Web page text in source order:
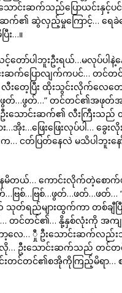
ာင်းဆက်သည်ပြောယင်းနှင့်
၏ ဆွဲလှည့်မှုကြောင့်… ရေခဲ
း…။
ာ်ပါဘူးဦးရယ်…မလုပ်ပါနဲ့နေ
ဆက်ပြောလျက်ကပင်… တင်
းတေ့ပြီး ထိုးသွင်းလိုက်လ
…ဖွတ်…ဖွတ်…” တင်တင်၏အဖုတ်
းသောင်းဆက်၏ လီးကြီးသည်
…အိုး…ဖြေးဖြေးလုပ်ပါ… ခွ
ငတ်ပြတ်နေလဲ မသိပါဘူးနေ
နေမိတယ်… ကောင်းလိုက်တဲ့စော
…ဗြစ်…ဗြစ်…ဖွတ်…ဖတ်…ဖတ်
တ်ရည်များထွက်ကာ တစ်ချီ
း… တင်တင်၏… နို့နှစ်လုံးကို အ
ော့လေ… ှီု ဦးသောင်းဆက်လည်
… ဦးသောင်းဆက်သည် တင်တ
တင်တင်၏စအိုကိုကြည့်မိရာ…